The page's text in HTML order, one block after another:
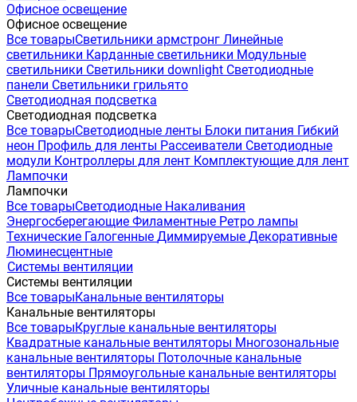
Офисное освещение
Офисное освещение
Все товарыСветильники армстронг Линейные
светильники Карданные светильники Модульные
светильники Светильники downlight Светодиодные
панели Светильники грильято
Светодиодная подсветка
Светодиодная подсветка
Все товарыСветодиодные ленты Блоки питания Гибкий
неон Профиль для ленты Рассеиватели Светодиодные
модули Контроллеры для лент Комплектующие для лент
Лампочки
Лампочки
Все товарыСветодиодные Накаливания
Энергосберегающие Филаментные Ретро лампы
Технические Галогенные Диммируемые Декоративные
Люминесцентные
Системы вентиляции
Системы вентиляции
Все товарыКанальные вентиляторы
Канальные вентиляторы
Все товарыКруглые канальные вентиляторы
Квадратные канальные вентиляторы Многозональные
канальные вентиляторы Потолочные канальные
вентиляторы Прямоугольные канальные вентиляторы
Уличные канальные вентиляторы